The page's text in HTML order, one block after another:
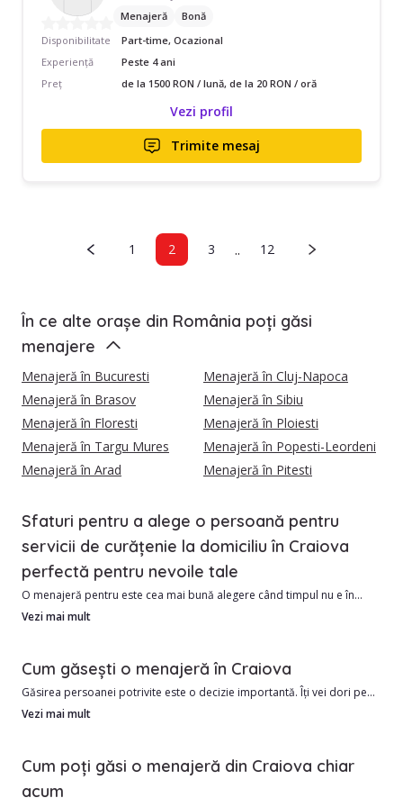
Menajeră
Bonă
Disponibilitate
Part-time, Ocazional
Experiență
Peste 4 ani
Preț
de la 1500 RON / lună, de la 20 RON / oră
Vezi profil
Trimite mesaj
1 2 3 .. 12
În ce alte orașe din România poți găsi
menajere
Menajeră în Bucuresti
Menajeră în Cluj-Napoca
Menajeră în Brasov
Menajeră în Sibiu
Menajeră în Floresti
Menajeră în Ploiesti
Menajeră în Targu Mures
Menajeră în Popesti-Leordeni
Menajeră în Arad
Menajeră în Pitesti
Sfaturi pentru a alege o persoană pentru
servicii de curățenie la domiciliu în Craiova
perfectă pentru nevoile tale
O menajeră pentru este cea mai bună alegere când timpul nu e în
favoarea ta. În Craiova, de la apartamente în Rovine sau 1 Mai la case
Costul mediu pornește de la 5 RON/oră, cu ușoare diferențe în zona
centrală sau pentru servicii ocazionale vs. recurente.
Avantajele angajării unui menajere din Craiova includ:
Vezi mai mult
Cum găsești o menajeră în Craiova
Găsirea persoanei potrivite este o decizie importantă. Îți vei dori pe
cineva de încredere, onest și răbdător. Cel mai bun mod de a găsi o
1. Există multe lucruri de luat în considerare:
2. Care este experiența lor de muncă?
3. Cum ar ajunge la tine acasă?
Vezi mai mult
Cum poți găsi o menajeră din Craiova chiar
acum